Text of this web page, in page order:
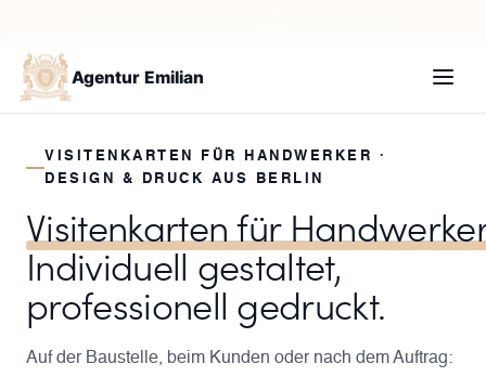
Agentur Emilian
VISITENKARTEN FÜR HANDWERKER ·
DESIGN & DRUCK AUS BERLIN
Visitenkarten für
Individuell gestaltet,
professionell gedruckt.
Auf der Baustelle, beim Kunden oder nach dem Auftrag: